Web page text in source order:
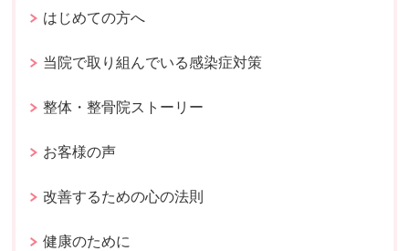
はじめての方へ
当院で取り組んでいる感染症対策
整体・整骨院ストーリー
お客様の声
改善するための心の法則
健康のために